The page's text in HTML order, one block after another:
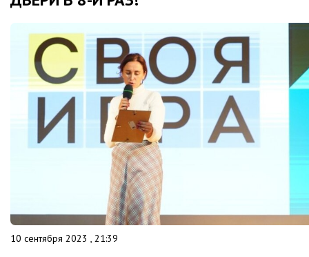
10 сентября 2023 , 21:39